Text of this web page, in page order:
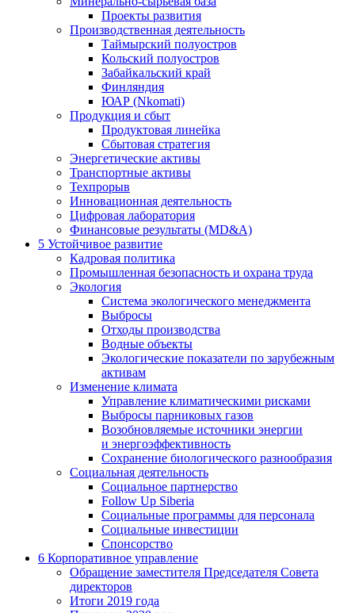
Проекты развития
Производственная деятельность
Таймырский полуостров
Кольский полуостров
Забайкальский край
Финляндия
ЮАР (Nkomati)
Продукция и сбыт
Продуктовая линейка
Сбытовая стратегия
Энергетические активы
Транспортные активы
Техпрорыв
Инновационная деятельность
Цифровая лаборатория
Финансовые результаты (MD&A)
5 Устойчивое развитие
Кадровая политика
Промышленная безопасность и охрана труда
Экология
Система экологического менеджмента
Выбросы
Отходы производства
Водные объекты
Экологические показатели по зарубежным
активам
Изменение климата
Управление климатическими рисками
Выбросы парниковых газов
Возобновляемые источники энергии
и энергоэффективность
Сохранение биологического разнообразия
Социальная деятельность
Социальное партнерство
Follow Up Siberia
Социальные программы для персонала
Социальные инвестиции
Спонсорство
6 Корпоративное управление
Обращение заместителя Председателя Совета
директоров
Итоги 2019 года